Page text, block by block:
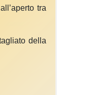
tra
della